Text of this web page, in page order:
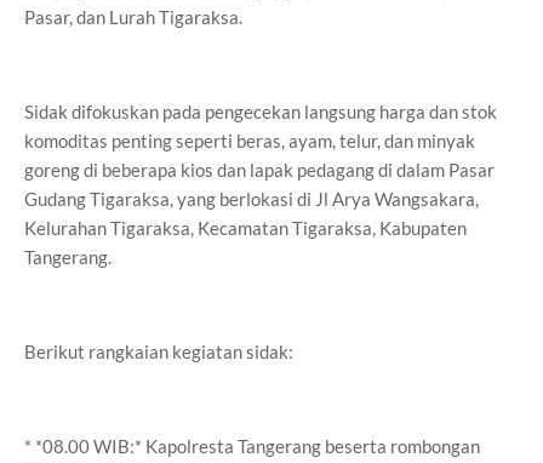
Pasar, dan Lurah Tigaraksa.
Sidak difokuskan pada pengecekan langsung harga dan stok
komoditas penting seperti beras, ayam, telur, dan minyak
goreng di beberapa kios dan lapak pedagang di dalam Pasar
Gudang Tigaraksa, yang berlokasi di Jl Arya Wangsakara,
Kelurahan Tigaraksa, Kecamatan Tigaraksa, Kabupaten
Tangerang.
Berikut rangkaian kegiatan sidak:
* *08.00 WIB:* Kapolresta Tangerang beserta rombongan